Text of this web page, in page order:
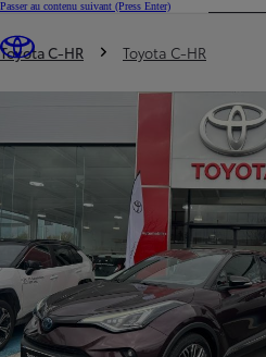
Passer au contenu suivant (Press Enter)
Trouvez un partenaire Toyota
Vous êtes ici
Toyota C-HR Toyota C-HR